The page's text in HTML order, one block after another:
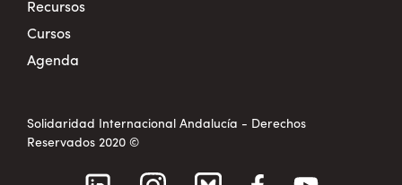
Recursos
Cursos
Agenda
Solidaridad Internacional Andalucía - Derechos
Reservados 2020 ©